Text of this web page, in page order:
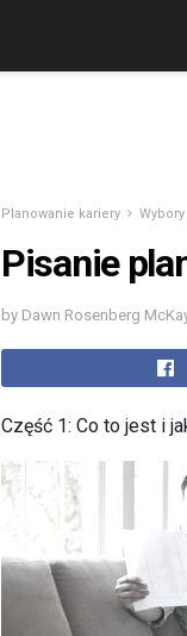
Planowanie kariery
Pisanie
by Dawn Rosenberg
Część 1: Co to jest i